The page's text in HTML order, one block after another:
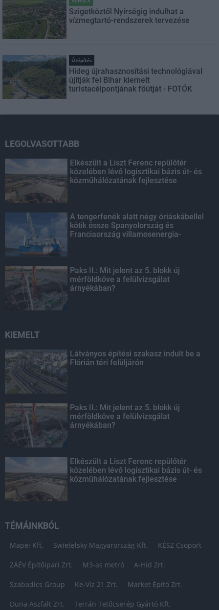
Szigetköztől Nyírségig indulhat a
vízmegtartó-rendszerek tervezése
Útépítés
Hideg újrahasznosítási technológiával
újítják fel Bihar kiemelt
turistacélpontjának főútját - FOTÓK
LEGOLVASOTTABB
Elkészült a Liszt Ferenc repülőtér
közelében lévő logisztikai bázis út- és
közműhálózatának fejlesztése
A tengerfenék alatt négy óriáskábellel
kötik össze Spanyolország és
Franciaország villamosenergia-
Paks II.: Mit jelent az 5. blokk új
mérföldköve a felülvizsgálat
árnyékában?
KIEMELT
Látványos építési szakasz indult be a
Flórián téri felüljárón
Paks II.: Mit jelent az 5. blokk új
mérföldköve a felülvizsgálat
árnyékában?
Elkészült a Liszt Ferenc repülőtér
közelében lévő logisztikai bázis út- és
közműhálózatának fejlesztése
TÉMÁINKBÓL
Mapei Kft. Swietelsky Magyarország Kft. KÉSZ Csoport
ZÁÉV Építőipari Zrt. M3-as metró A-Híd Zrt.
Szabadics Group Ke-Víz 21 Zrt. Market Építő Zrt.
Duna Aszfalt Zrt. Terrán Tetőcserép Gyártó Kft.